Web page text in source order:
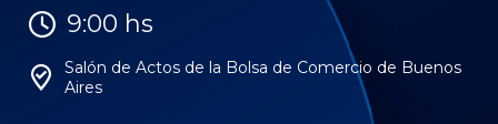
9:00 hs
Salón de Actos de la Bolsa de Comercio de Buenos
Aires